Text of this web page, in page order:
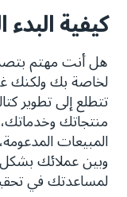
كيفية
هل أنت مهتم
لخاصة بك ولكنك
تتطلع إلى تطوير
منتجاتك
المبيعات
لمساعدتك في